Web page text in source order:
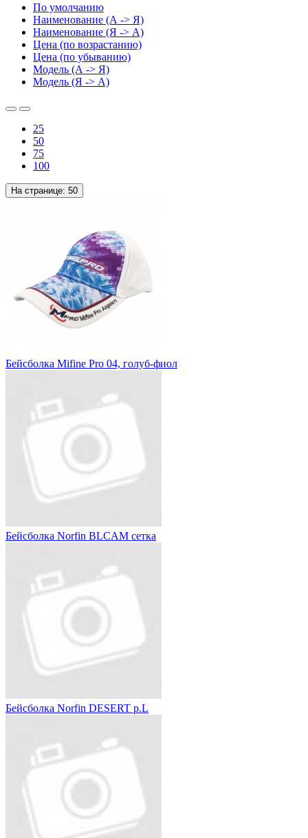
По умолчанию
Наименование (А -> Я)
Наименование (Я -> А)
Цена (по возрастанию)
Цена (по убыванию)
Модель (А -> Я)
Модель (Я -> А)
25
50
75
100
На странице: 50
Бейсболка Mifine Pro 04, голуб-фиол
Бейсболка Norfin BLCAM сетка
Бейсболка Norfin DESERT р.L